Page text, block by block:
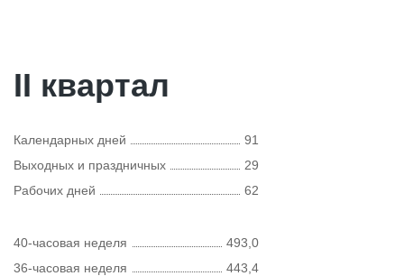
II квартал
Календарных дней
91
Выходных и праздничных
29
Рабочих дней
62
40-часовая неделя
493,0
36-часовая неделя
443,4